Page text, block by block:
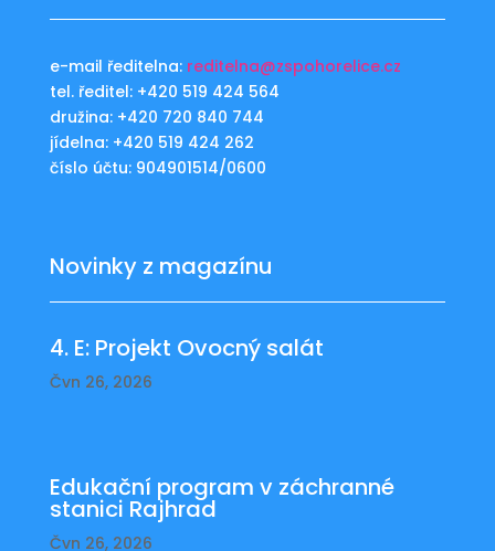
e-mail ředitelna: reditelna@zspohorelice.cz
tel. ředitel: +420 519 424 564
družina: +420 720 840 744
jídelna: +420 519 424 262
číslo účtu: 904901514/0600
Novinky z magazínu
4. E: Projekt Ovocný salát
Čvn 26, 2026
Edukační program v záchranné
stanici Rajhrad
Čvn 26, 2026